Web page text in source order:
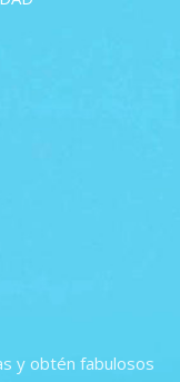
y obtén fabulosos